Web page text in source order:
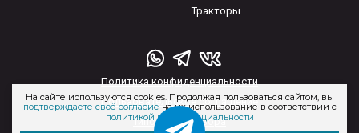
Тракторы
Политика конфиденциальности
Пользовательское соглашение
Типовые договора
На сайте используются cookies. Продолжая пользоваться сайтом, вы
подтверждаете своё согласие на их использование в соответствии с
политикой конфиденциальности